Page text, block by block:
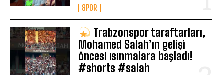
SPOR
Trabzonspor taraftarları,
Mohamed Salah’ın gelişi
öncesi ısınmalara başladı!
#shorts #salah